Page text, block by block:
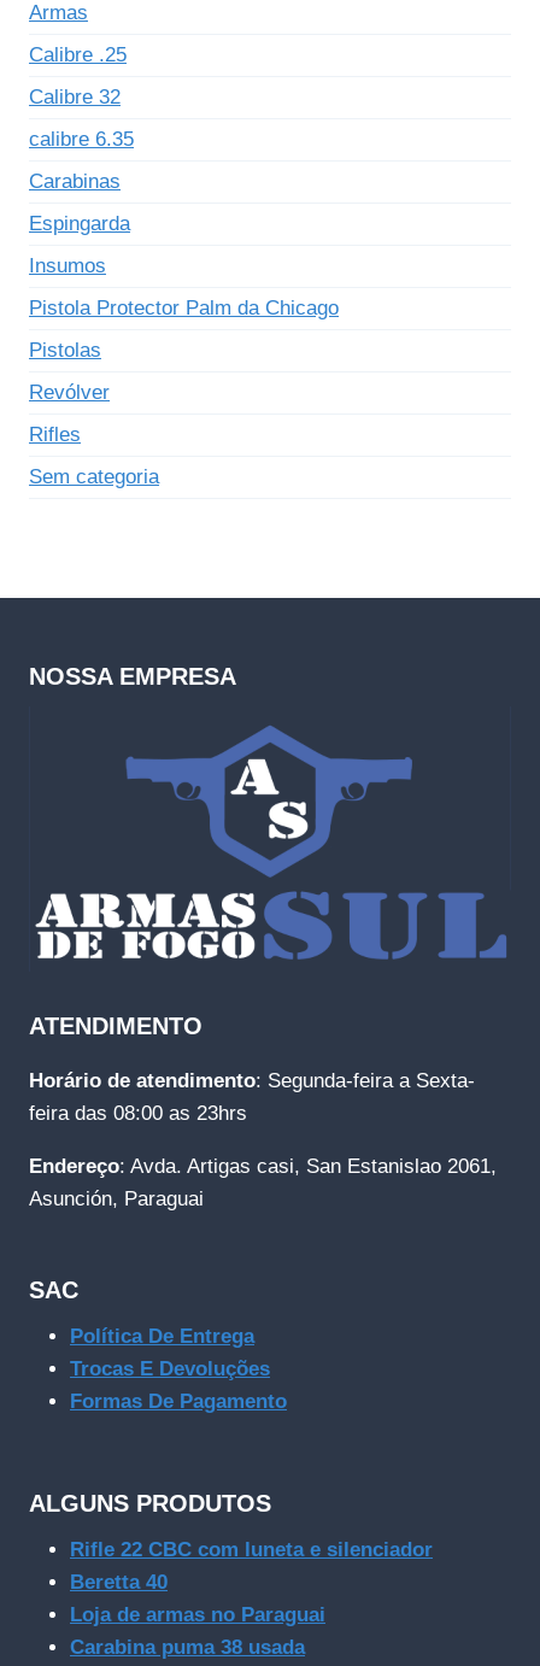
Armas
Calibre .25
Calibre 32
calibre 6.35
Carabinas
Espingarda
Insumos
Pistola Protector Palm da Chicago
Pistolas
Revólver
Rifles
Sem categoria
NOSSA EMPRESA
ATENDIMENTO
Horário de atendimento: Segunda-feira a Sexta-
feira das 08:00 as 23hrs
Endereço: Avda. Artigas casi, San Estanislao 2061,
Asunción, Paraguai
SAC
Política De Entrega
Trocas E Devoluções
Formas De Pagamento
ALGUNS PRODUTOS
Rifle 22 CBC com luneta e silenciador
Beretta 40
Loja de armas no Paraguai
Carabina puma 38 usada